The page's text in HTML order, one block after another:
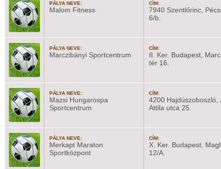
PÁLYA NEVE:
Malom Fitness
CÍM:
7940 Szentlőrinc,
6/b.
PÁLYA NEVE:
Marczibányi Sportcentrum
CÍM:
II. Ker. Budapest,
tér 16.
PÁLYA NEVE:
Mazsi Hungarospa
Sportcentrum
CÍM:
4200 Hajdúszoboszló,
Attila utca 25.
PÁLYA NEVE:
Merkapt Maraton
Sportközpont
CÍM:
X. Ker. Budapest,
12/A.